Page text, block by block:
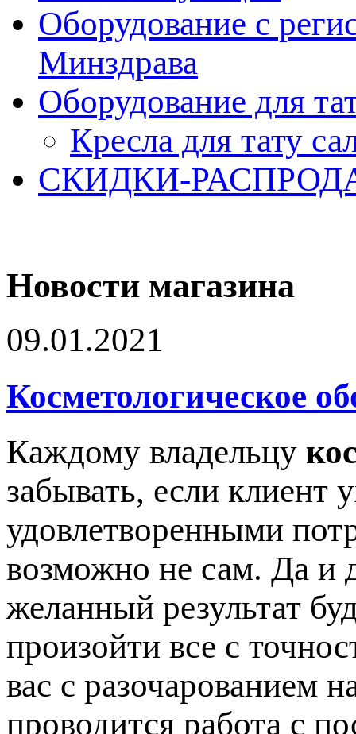
Оборудование с
Минздрава
Оборудование для
Кресла для тату
СКИДКИ-
Новости магазина
09.01.2021
Косметологическое
Каждому владельцу
забывать, если клиент
удовлетворенными
возможно не сам. Да и
желанный результат
произойти все с
вас с разочарованием
проводится работа с